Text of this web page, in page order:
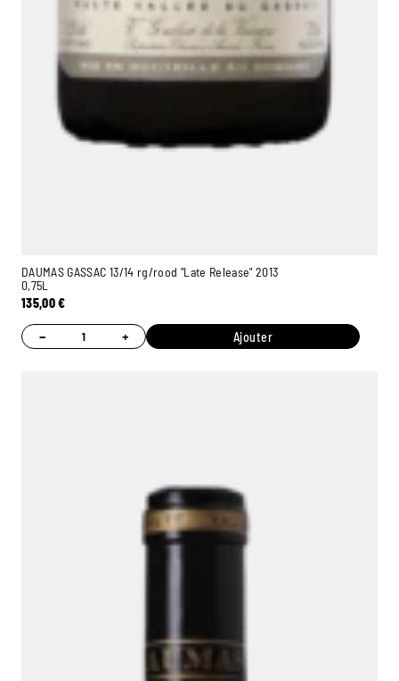
DAUMAS GASSAC 13/14 rg/rood "Late Release" 2013
0,75L
135,00€
− + Ajouter